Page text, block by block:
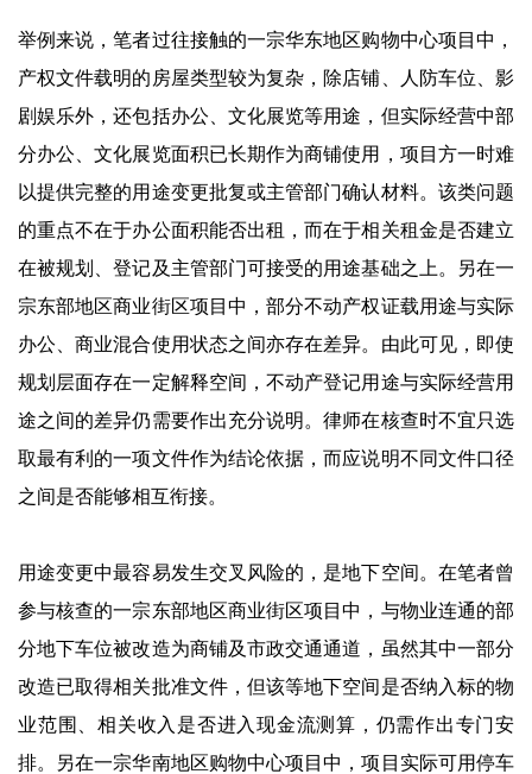
举例来说，笔者过往接触的一宗华东地区购物中心项目中，
产权文件载明的房屋类型较为复杂，除店铺、人防车位、影
剧娱乐外，还包括办公、文化展览等用途，但实际经营中部
分办公、文化展览面积已长期作为商铺使用，项目方一时难
以提供完整的用途变更批复或主管部门确认材料。该类问题
的重点不在于办公面积能否出租，而在于相关租金是否建立
在被规划、登记及主管部门可接受的用途基础之上。另在一
宗东部地区商业街区项目中，部分不动产权证载用途与实际
办公、商业混合使用状态之间亦存在差异。由此可见，即使
规划层面存在一定解释空间，不动产登记用途与实际经营用
途之间的差异仍需要作出充分说明。律师在核查时不宜只选
取最有利的一项文件作为结论依据，而应说明不同文件口径
之间是否能够相互衔接。
用途变更中最容易发生交叉风险的，是地下空间。在笔者曾
参与核查的一宗东部地区商业街区项目中，与物业连通的部
分地下车位被改造为商铺及市政交通通道，虽然其中一部分
改造已取得相关批准文件，但该等地下空间是否纳入标的物
业范围、相关收入是否进入现金流测算，仍需作出专门安
排。另在一宗华南地区购物中心项目中，项目实际可用停车